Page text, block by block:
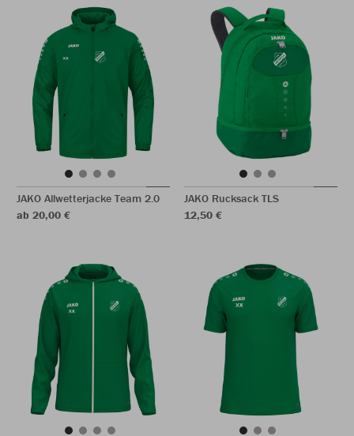
JAKO Allwetterjacke Team 2.0
ab 20,00 €
JAKO Rucksack TLS
12,50 €